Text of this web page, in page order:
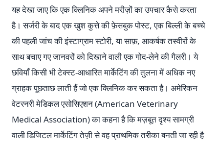
यह देखा जाए कि एक क्लिनिक अपने मरीज़ों का उपचार कैसे करता
है। सर्जरी के बाद एक खुश कुत्ते की फ़ेसबुक पोस्ट, एक बिल्ली के बच्चे
की पहली जांच की इंस्टाग्राम स्टोरी, या साफ़, आकर्षक तस्वीरों के
साथ बचाए गए जानवरों को दिखाने वाली एक गोद-लेने की गैलरी। ये
छवियाँ किसी भी टेक्स्ट-आधारित मार्केटिंग की तुलना में अधिक नए
ग्राहक पूछताछ लाती हैं जो एक क्लिनिक कर सकता है। अमेरिकन
वेटरनरी मेडिकल एसोसिएशन (American Veterinary
Medical Association) का कहना है कि मज़बूत दृश्य सामग्री
वाली डिजिटल मार्केटिंग तेज़ी से वह प्राथमिक तरीका बनती जा रही है